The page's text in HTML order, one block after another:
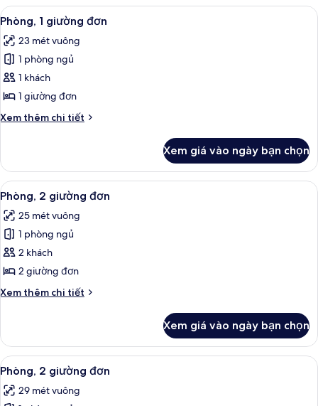
giường
Xem
tất
cả
ảnh
Phòng,
1
giường
đơn
Phòng, 1 giường đơn | Bộ đồ
7
Phòng, 1 giường đơn
23 mét vuông
1 phòng ngủ
1 khách
1 giường đơn
Xem thêm chi tiết
Chi
Phòng,
giường
Xem giá vào ngày bạn chọn
Xem
tất
cả
ảnh
Phòng,
2
giường
đơn
Phòng, 2 giường đơn | Bộ đồ
6
Phòng, 2 giường đơn
25 mét vuông
1 phòng ngủ
2 khách
2 giường đơn
Xem thêm chi tiết
Chi
Phòng,
giường
Xem giá vào ngày bạn chọn
Xem
tất
cả
Phòng, 2 giường đơn | Bộ đồ
6
Phòng, 2 giường đơn
29 mét vuông